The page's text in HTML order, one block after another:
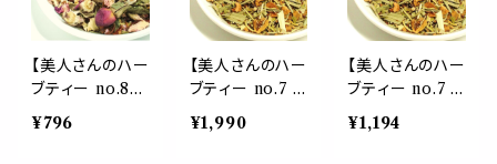
ス 紅茶 茶葉 ギ
フト プレゼント
ご自愛 贈り物
母の日
レモンバーム 紅
茶 茶葉 母の日
ギフト 贈り物 ご
自愛 プレゼント
レモンバーム 紅
茶 茶葉 母の日
ギフト 贈り物 ご
自愛 プレゼント
【美人さんのハー
ブティー no.8】
美人 美肌 ブレ
ンド リーフ 20g
¥796
【美人さんのハー
ブティー no.7 】
冷え 代謝 ブレン
ド リーフ 50g
¥1,990
【美人さんのハー
ブティー no.7 】
冷え 代謝 ブレン
ド リーフ 30g
¥1,194